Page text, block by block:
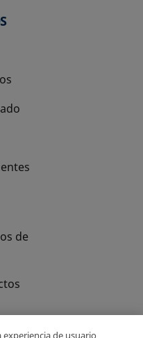
de
experiencia de usuario